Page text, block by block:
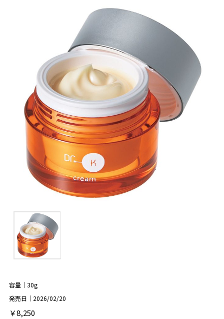
容量｜30g
発売日｜2026/02/20
￥8,250